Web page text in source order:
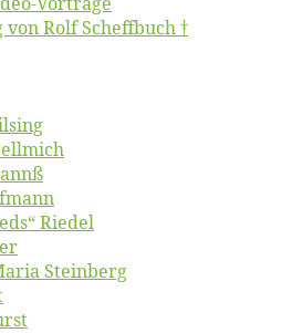
Rolf Scheffbuch †
Riedel
Steinberg